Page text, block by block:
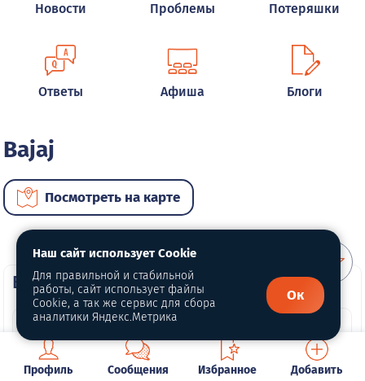
Новости Проблемы Потеряшки
Ответы Афиша Блоги
Bajaj
Посмотреть на карте
ВИП автомобили
Профиль Сообщения Избранное Добавить
Наш сайт использует Cookie
Для правильной и стабильной
работы, сайт использует файлы
Cookie, а так же сервис для сбора
аналитики Яндекс.Метрика
Ок